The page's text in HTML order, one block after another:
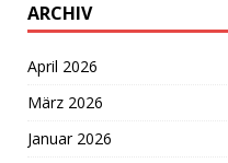
ARCHIV
April 2026
März 2026
Januar 2026